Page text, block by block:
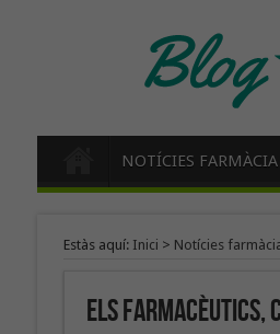
NOTÍCIES FARMÀCIA
Estàs aquí: Inici > Notícies
Els farmacèutics,